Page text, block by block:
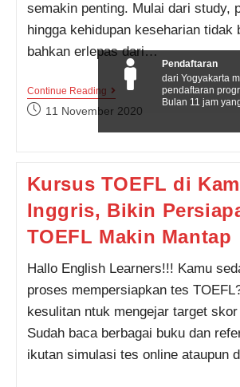
semakin penting. Mulai dari study,
hingga kehidupan keseharian tidak
bahkan erlepas dari…
Continue ReadingKursus
Inggris
Seperti
Ini
Caranya!!!
Post11 November 2020
Kursus TOEFL di
Inggris, Bikin
TOEFL Makin Mantap
Hallo English Learners!!! Kamu
proses mempersiapkan tes
kesulitan ntuk mengejar target
Sudah baca berbagai buku dan
ikutan simulasi tes online ataupun
Pendaftaran
dari Yogyakarta
pendaftaran
Bulan 11 jam